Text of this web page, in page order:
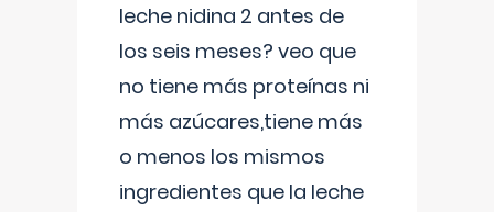
leche nidina 2 antes de
los seis meses? veo que
no tiene más proteínas ni
más azúcares,tiene más
o menos los mismos
ingredientes que la leche